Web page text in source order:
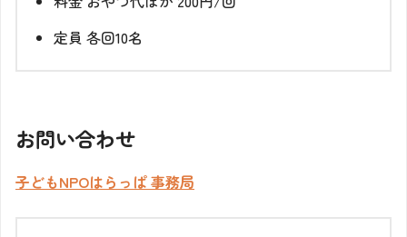
定員 各回10名
お問い合わせ
子どもNPOはらっぱ 事務局